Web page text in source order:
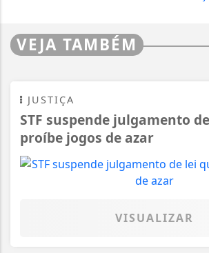
VEJA TAMBÉM
JUSTIÇA
STF suspende julgamento
proíbe jogos de azar
VISUALIZAR